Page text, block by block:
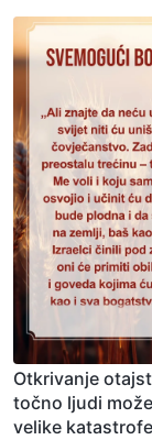
vjerujete u ovo,
s „Amen!”
Otkrivanje
točno ljudi
velike katastrofe